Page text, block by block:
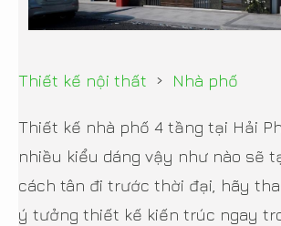
Thiết kế nội thất › Nhà phố
Thiết kế nhà phố 4 tầng tại Hải
nhiều kiểu dáng vậy như nào sẽ
cách tân đi trước thời đại, hãy
ý tưởng thiết kế kiến trúc ngay